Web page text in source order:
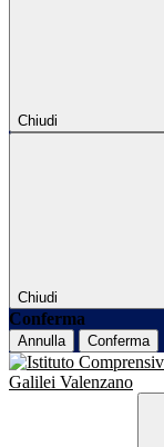
Chiudi
Chiudi
Conferma
Annulla Conferma